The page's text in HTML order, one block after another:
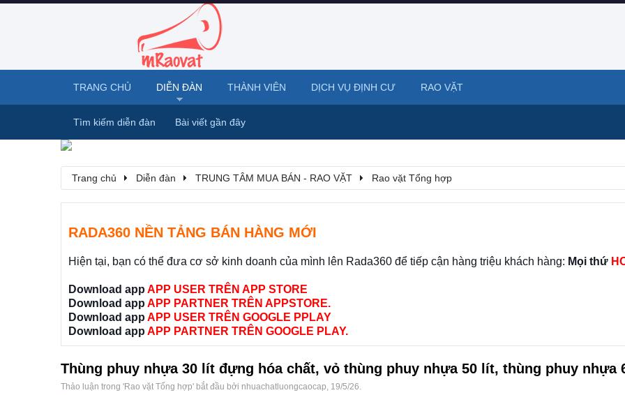
Trang chủ Diễn đàn TRUNG TÂM MUA BÁN - RAO VẶT Rao vặt Tổng hợp
RADA360 NỀN TẢNG BÁN HÀNG MỚI
Hiện tại, bạn có thể đưa cơ sở kinh doanh của mình lên Rada360 để tiếp cận hàng triệu khách hàng: Mọi thứ
Download app APP USER TRÊN APP STORE
Download app APP PARTNER TRÊN APPSTORE.
Download app APP USER TRÊN GOOGLE PPLAY
Download app APP PARTNER TRÊN GOOGLE PLAY.
Thùng phuy nhựa 30 lít đựng hóa chất, vỏ thùng phuy nhựa 50 lít, thùng phuy nhựa
Thảo luận trong 'Rao vặt Tổng hợp' bắt đầu bởi nhuachatluongcaocap, 19/5/26.
TRANG CHỦ DIỄN ĐÀN
Tìm kiếm diễn đàn Bài viết gần đây
THÀNH VIÊN DỊCH VỤ ĐỊNH CƯ RAO VẶT